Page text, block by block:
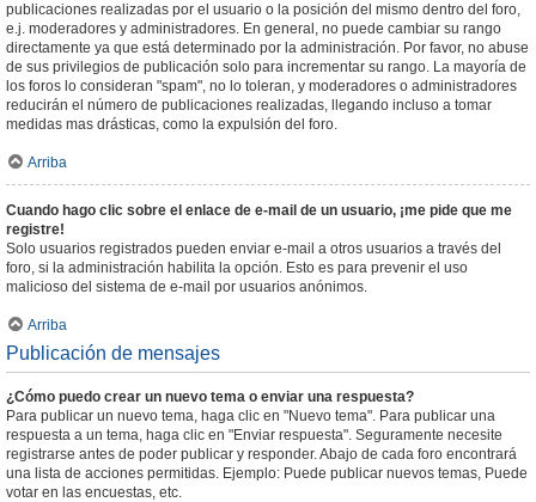
publicaciones realizadas por el usuario o la posición del mismo dentro del foro,
e.j. moderadores y administradores. En general, no puede cambiar su rango
directamente ya que está determinado por la administración. Por favor, no abuse
de sus privilegios de publicación solo para incrementar su rango. La mayoría de
los foros lo consideran "spam", no lo toleran, y moderadores o administradores
reducirán el número de publicaciones realizadas, llegando incluso a tomar
medidas mas drásticas, como la expulsión del foro.
Arriba
Cuando hago clic sobre el enlace de e-mail de un usuario, ¡me pide que me
registre!
Solo usuarios registrados pueden enviar e-mail a otros usuarios a través del
foro, si la administración habilita la opción. Esto es para prevenir el uso
malicioso del sistema de e-mail por usuarios anónimos.
Arriba
Publicación de mensajes
¿Cómo puedo crear un nuevo tema o enviar una respuesta?
Para publicar un nuevo tema, haga clic en "Nuevo tema". Para publicar una
respuesta a un tema, haga clic en "Enviar respuesta". Seguramente necesite
registrarse antes de poder publicar y responder. Abajo de cada foro encontrará
una lista de acciones permitidas. Ejemplo: Puede publicar nuevos temas, Puede
votar en las encuestas, etc.